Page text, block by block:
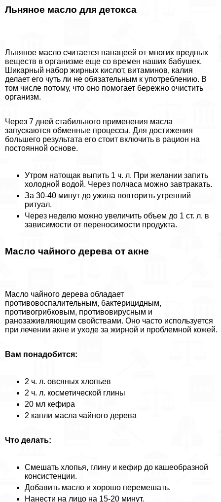
Льняное масло для детокса
Льняное масло считается панацеей от многих вредных
веществ в организме еще со времен наших бабушек.
Шикарный набор жирных кислот, витаминов, калия
делает его чуть ли не обязательным к употрeблению. В
том числе потому, что оно помогает бережно очистить
организм.
Через 7 дней стабильного применения масла
запускаются обменные процессы. Для достижения
большего результата его стоит включить в рацион на
постоянной основе.
Утром натощак выпить 1 ч. л. При желании запить
холодной водой. Через полчаса можно завтpaкать.
За 30-40 минут до ужина повторить утренний
ритуал.
Через неделю можно увеличить объем до 1 ст. л. в
зависимости от переносимости продукта.
Масло чайного дерева от акне
Масло чайного дерева обладает
противовоспалительным, бактерицидным,
противогрибковым, противовирусным и
ранозаживляющим свойствами. Оно часто используется
при лечении акне и уходе за жирной и проблемной кожей.
Вам понадобится:
2 ч. л. овсяных хлопьев
2 ч. л. косметической глины
20 мл кефира
2 капли масла чайного дерева
Что делать:
Смешать хлопья, глину и кефир до кашеобразной
консистенции.
Добавить масло и хорошо перемешать.
Нанести на лицо на 15-20 минут.